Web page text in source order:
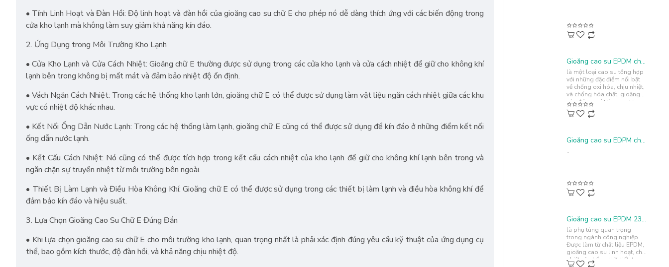
• Tính Linh Hoạt và Đàn Hồi: Độ linh hoạt và đàn hồi của gioăng cao su chữ E cho phép nó dễ dàng thích ứng với các biến động trong
cửa kho lạnh mà không làm suy giảm khả năng kín đáo.
2. Ứng Dụng trong Môi Trường Kho Lạnh
• Cửa Kho Lạnh và Cửa Cách Nhiệt: Gioăng chữ E thường được sử dụng trong các cửa kho lạnh và cửa cách nhiệt để giữ cho không khí
lạnh bên trong không bị mất mát và đảm bảo nhiệt độ ổn định.
• Vách Ngăn Cách Nhiệt: Trong các hệ thống kho lạnh lớn, gioăng chữ E có thể được sử dụng làm vật liệu ngăn cách nhiệt giữa các khu
vực có nhiệt độ khác nhau.
• Kết Nối Ống Dẫn Nước Lạnh: Trong các hệ thống làm lạnh, gioăng chữ E cũng có thể được sử dụng để kín đáo ở những điểm kết nối
ống dẫn nước lạnh.
• Kết Cấu Cách Nhiệt: Nó cũng có thể được tích hợp trong kết cấu cách nhiệt của kho lạnh để giữ cho không khí lạnh bên trong và
ngăn chặn sự truyền nhiệt từ môi trường bên ngoài.
• Thiết Bị Làm Lạnh và Điều Hòa Không Khí: Gioăng chữ E có thể được sử dụng trong các thiết bị làm lạnh và điều hòa không khí để
đảm bảo kín đáo và hiệu suất.
3. Lựa Chọn Gioăng Cao Su Chữ E Đúng Đắn
• Khi lựa chọn gioăng cao su chữ E cho môi trường kho lạnh, quan trọng nhất là phải xác định đúng yêu cầu kỹ thuật của ứng dụng cụ
thể, bao gồm kích thước, độ đàn hồi, và khả năng chịu nhiệt độ.
Gioăng cao su EPDM chữ U 5x10x1.5
là một loại cao su tổng hợp
với những đặc điểm nổi bật
về chống oxi hóa, chịu nhiệt,
và chống hóa chất, gioăng
này đóng vai trò quan trọng
trong việc bảo vệ và..
Gioăng cao su EDPM chữ I 100x4.5x1.8
..
Gioăng cao su EPDM 23x18.25x2.1
là phụ tùng quan trọng
trong ngành công nghiệp.
Được làm từ chất liệu EPDM,
gioăng cao su linh hoạt, chịu
nhiệt và chống thời tiết, tạo